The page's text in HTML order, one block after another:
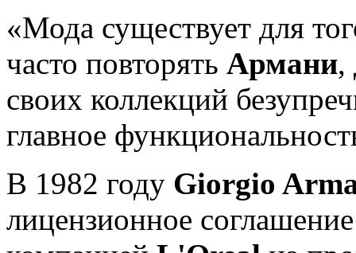
«Мода существует для
часто повторять Армани,
своих коллекций
главное
В 1982 году Giorgio
лицензионное